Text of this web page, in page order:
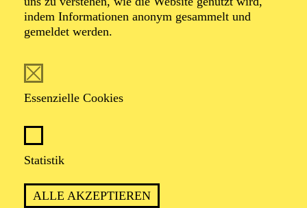
indem Informationen anonym gesammelt und
gemeldet werden.
Essenzielle Cookies
Statistik
ALLE AKZEPTIEREN
sich im Herzen der Stadt Essen in unmittelbarer Nähe
zum Hauptnahnhof und doch idyllisch gelegen am
Rande des Stadtgartens direkt neben dem Sheraton
Nahverkehr und die zentrale Lage ermöglichen eine
einfache Anreise. Das angrenzende Szeneviertel
Rüttenscheid bietet eine erstklassige Auswahl an
Kneipen.
Vielfältiges Raum­
angebot